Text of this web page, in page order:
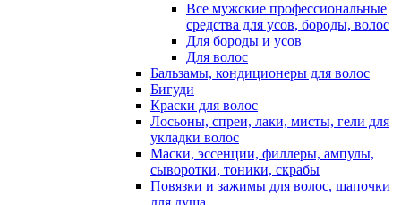
Все мужские профессиональные
средства для усов, бороды, волос
Для бороды и усов
Для волос
Бальзамы, кондиционеры для волос
Бигуди
Краски для волос
Лосьоны, спреи, лаки, мисты, гели для
укладки волос
Маски, эссенции, филлеры, ампулы,
сыворотки, тоники, скрабы
Повязки и зажимы для волос, шапочки
для душа